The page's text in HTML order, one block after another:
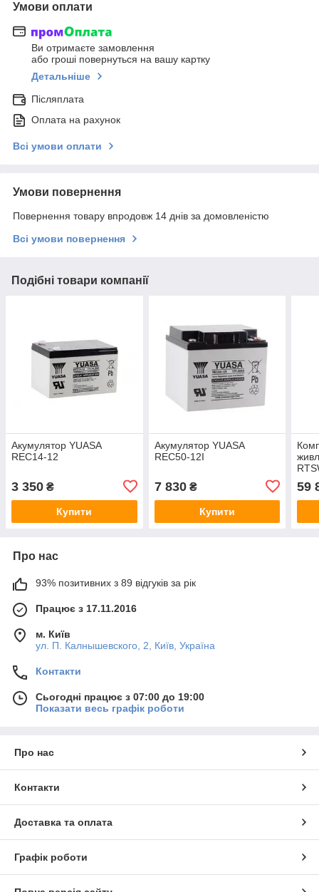
Умови оплати
Ви отримаєте замовлення
або гроші повернуться на вашу картку
Детальніше
Післяплата
Оплата на рахунок
Всі умови оплати
Умови повернення
Повернення товару впродовж 14 днів за домовленістю
Всі умови повернення
Подібні товари компанії
Акумулятор YUASA
REC14-12
3 350 ₴
Купити
Акумулятор YUASA
REC50-12I
7 830₴
Купити
кВ
59
Про нас
93% позитивних з 89 відгуків за рік
Працює з 17.11.2016
м. Київ
ул. П. Калнышевского, 2, Київ, Україна
Контакти
Сьогодні працює з 07:00 до 19:00
Показати весь графік роботи
Про нас
Контакти
Доставка та оплата
Графік роботи